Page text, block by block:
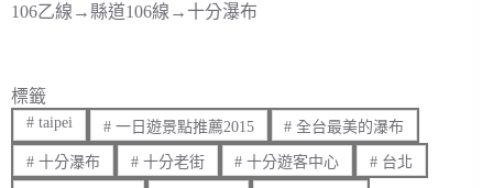
106乙線→縣道106線→十分瀑布
標籤
#taipei #一日遊景點推薦2015 # 全台最美的瀑布
#十分瀑布 #十分老街 # 十分遊客中心 # 台北